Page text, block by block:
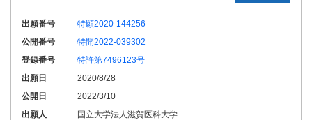
出願番号
特願2020-144256
公開番号
特開2022-039302
登録番号
特許第7496123号
出願日
2020/8/28
公開日
2022/3/10
出願人
国立大学法人滋賀医科大学